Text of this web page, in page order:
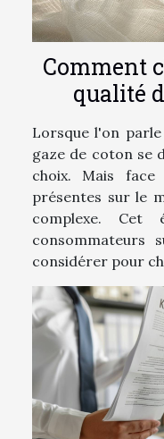
Comment
qualité
Lorsque l'on
gaze de coton se
choix. Mais
présentes sur le
complexe.
consommateurs
considérer pour